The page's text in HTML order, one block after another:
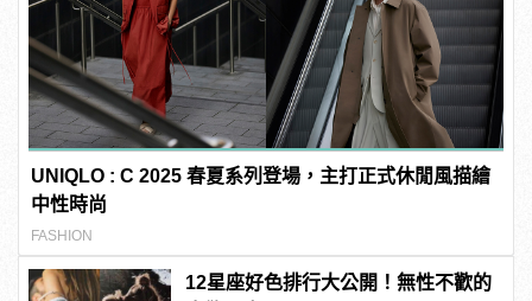
UNIQLO : C 2025 春夏系列登場，主打正式休閒風描繪
中性時尚
FASHION
12星座好色排行大公開！無性不歡的